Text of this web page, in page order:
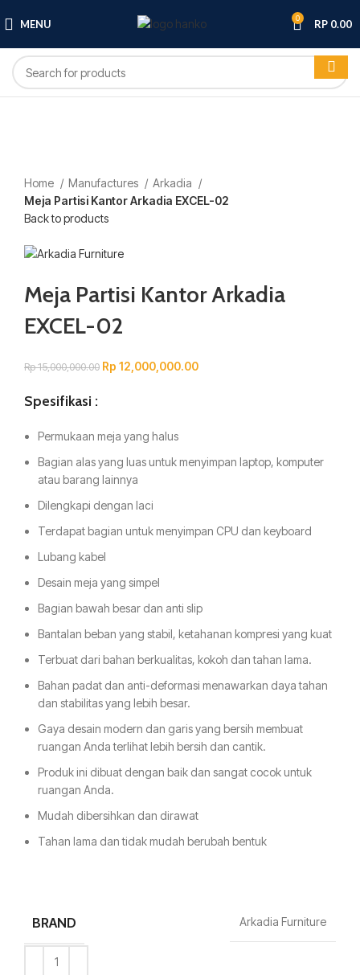
MENU 0 RP 0.00
Home
Manufactures
Arkadia
Meja Partisi Kantor Arkadia EXCEL-02
Back to products
Meja Partisi Kantor Arkadia
EXCEL-02
Rp15,000,000.00 Rp 12,000,000.00
Spesifikasi :
Permukaan meja yang halus
Bagian alas yang luas untuk menyimpan laptop, komputer
atau barang lainnya
Dilengkapi dengan laci
Terdapat bagian untuk menyimpan CPU dan keyboard
Lubang kabel
Desain meja yang simpel
Bagian bawah besar dan anti slip
Bantalan beban yang stabil, ketahanan kompresi yang kuat
Terbuat dari bahan berkualitas, kokoh dan tahan lama.
Bahan padat dan anti-deformasi menawarkan daya tahan
dan stabilitas yang lebih besar.
Gaya desain modern dan garis yang bersih membuat
ruangan Anda terlihat lebih bersih dan cantik.
Produk ini dibuat dengan baik dan sangat cocok untuk
ruangan Anda.
Mudah dibersihkan dan dirawat
Tahan lama dan tidak mudah berubah bentuk
BRAND Arkadia Furniture